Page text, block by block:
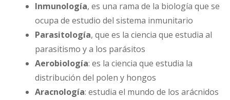
Inmunología, es una rama de la biología que se
ocupa de estudio del sistema inmunitario
Parasitología, que es la ciencia que estudia al
parasitismo y a los parásitos
Aerobiología: es la ciencia que estudia la
distribución del polen y hongos
Aracnología: estudia el mundo de los arácnidos